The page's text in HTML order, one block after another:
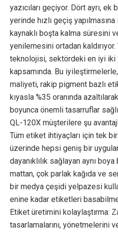
yazıcıları geçiyor. Dört ayrı,
yerinde hızlı geçiş
kaynaklı boşta kalma süresini
yenilemesini ortadan kaldırıyor.
teknolojisi, sektördeki en iyi iki
kapsamında. Bu
maliyeti, rakip pigment bazlı
kıyasla %35 oranında
boyunca önemli tasarruflar
QL-120X müşterilere şu
Tüm etiket ihtiyaçları için tek bir
üzerinde hepsi geniş bir
dayanıklılık sağlayan aynı
mattan, çok parlak kağıda ve
bir medya çeşidi yelpazesi
enine kadar etiketleri
Etiket üretimini kolaylaştırma:
tasarlamalarını, yönetmelerini